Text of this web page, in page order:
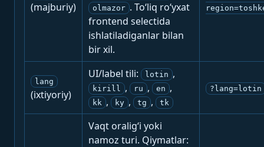
(majburiy) olmazor . To‘liq ro‘yxat
frontend selectida
ishlatiladiganlar bilan
bir xil.
lang
(ixtiyoriy)
UI/label tili: lotin ,
kirill , ru , en ,
kk , ky , tg , tk
?lang=lotin
Vaqt oralig‘i yoki
namoz turi. Qiymatlar: